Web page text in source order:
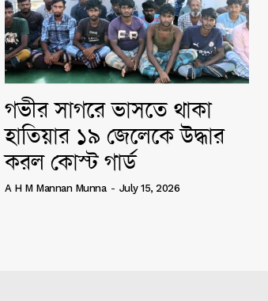
গভীর সাগরে ভাসতে থাকা
হাতিয়ার ১৯ জেলেকে উদ্ধার
করল কোস্ট গার্ড
A H M Mannan Munna - July 15, 2026